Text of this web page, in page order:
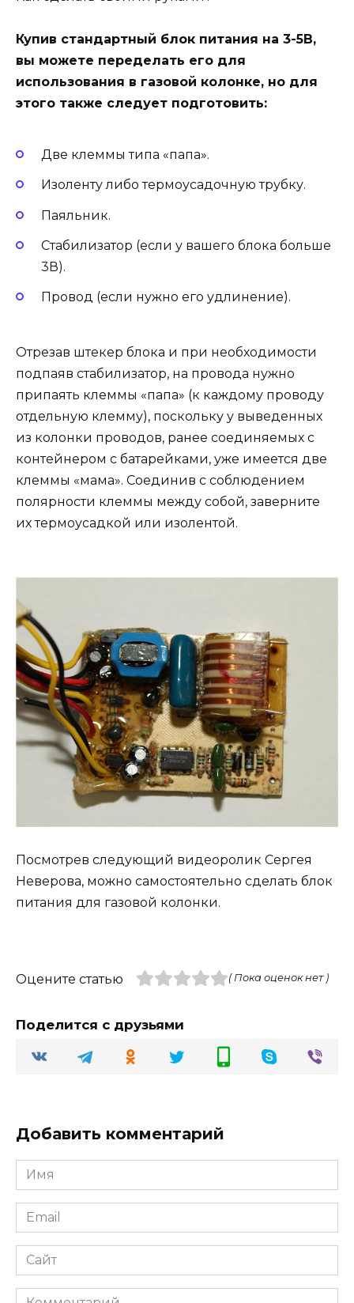
Купив стандартный блок питания на 3-5В,
вы можете переделать его для
использования в газовой колонке, но для
этого также следует подготовить:
Две клеммы типа «папа».
Изоленту либо термоусадочную трубку.
Паяльник.
Стабилизатор (если у вашего блока больше
3В).
Провод (если нужно его удлинение).
Отрезав штекер блока и при необходимости
подпаяв стабилизатор, на провода нужно
припаять клеммы «папа» (к каждому проводу
отдельную клемму), поскольку у выведенных
из колонки проводов, ранее соединяемых с
контейнером с батарейками, уже имеется две
клеммы «мама». Соединив с соблюдением
полярности клеммы между собой, заверните
их термоусадкой или изолентой.
Посмотрев следующий видеоролик Сергея
Неверова, можно самостоятельно сделать блок
питания для газовой колонки.
Оцените статью ( Пока оценок нет )
Поделится с друзьями
Добавить комментарий
Имя
Email
Сайт
Комментарий